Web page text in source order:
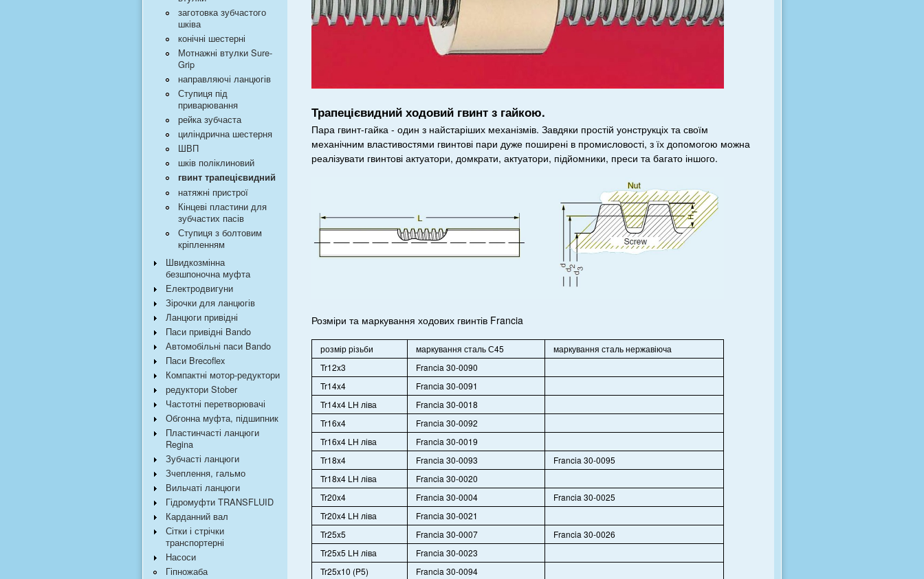
заготовка зубчастого
шківа
конічні шестерні
Мотнажні втулки Sure-
Grip
направляючі ланцюгів
Ступиця під
приварювання
рейка зубчаста
циліндрична шестерня
ШВП
шків поліклиновий
гвинт трапецієвидний
натяжні пристрої
Кінцеві пластини для
зубчастих пасів
Ступиця з болтовим
кріпленням
Швидкозмінна
безшпоночна муфта
Електродвигуни
Зірочки для ланцюгів
Ланцюги привідні
Паси привідні Bando
Автомобільні паси Bando
Паси Brecoflex
Компактні мотор-редуктори
редуктори Stober
Частотні перетворювачі
Обгонна муфта, підшипник
Пластинчасті ланцюги
Regina
Зубчасті ланцюги
Зчеплення, гальмо
Вильчаті ланцюги
Гідромуфти TRANSFLUID
Карданний вал
Сітки і стрічки
транспортерні
Насоси
Гіпножаба
Трапецієвидний ходовий гвинт з гайкою.
Пара гвинт-гайка - один з найстаріших механізмів. Завдяки простій уонструкціх та своїм
механічним властивостями гвинтові пари дуже поширені в промисловості, з їх допомогою можна
реалізувати гвинтові актуатори, домкрати, актуатори, підйомники, преси та багато іншого.
Розміри та маркування ходових гвинтів Francia
розмір різьби маркування сталь С45
маркування сталь нержавіюча
Tr12x3
Francia 30-0090
Tr14x4
Francia 30-0091
Tr14x4 LH ліва
Francia 30-0018
Tr16x4
Francia 30-0092
Tr16x4 LH ліва
Francia 30-0019
Tr18x4
Francia 30-0093
Francia 30-0095
Tr18x4 LH ліва
Francia 30-0020
Tr20x4
Francia 30-0004
Francia 30-0025
Tr20x4 LH ліва
Francia 30-0021
Tr25x5
Francia 30-0007
Francia 30-0026
Tr25x5 LH ліва
Francia 30-0023
Tr25x10 (P5)
Francia 30-0094